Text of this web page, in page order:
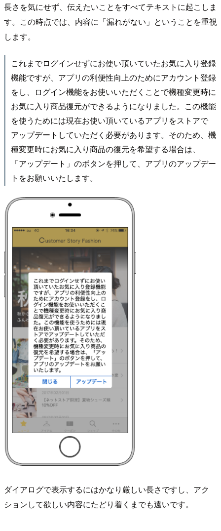
長さを気にせず、伝えたいことをすべてテキストに起こしま
す。この時点では、内容に「漏れがない」ということを重視
します。
これまでログインせずにお使い頂いていたお気に入り登録
機能ですが、アプリの利便性向上のためにアカウント登録
をし、ログイン機能をお使いいただくことで機種変更時に
お気に入り商品復元ができるようになりました。この機能
を使うためには現在お使い頂いているアプリをストアで
アップデートしていただく必要があります。そのため、機
種変更時にお気に入り商品の復元を希望する場合は、
「アップデート」のボタンを押して、アプリのアップデー
トをお願いいたします。
ダイアログで表示するにはかなり厳しい長さですし、アク
ションして欲しい内容にたどり着くまでも遠いです。